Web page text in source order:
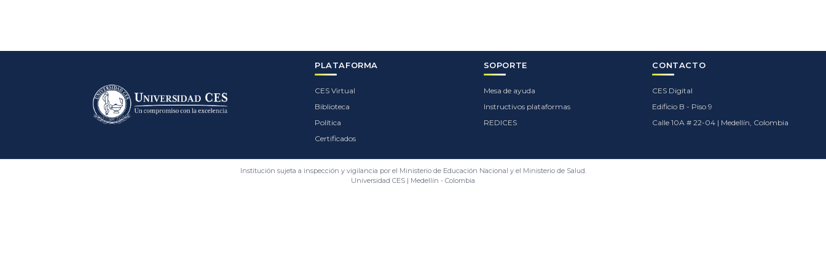
PLATAFORMA
CES Virtual
Biblioteca
Política
Certificados
SOPORTE
Mesa de ayuda
Instructivos plataformas
REDICES
CONTACTO
CES Digital
Edificio B - Piso 9
Calle 10A # 22-04 | Medellín, Colombia
Institución sujeta a inspección y vigilancia por el Ministerio de Educación Nacional y el Ministerio de Salud.
Universidad CES | Medellín - Colombia